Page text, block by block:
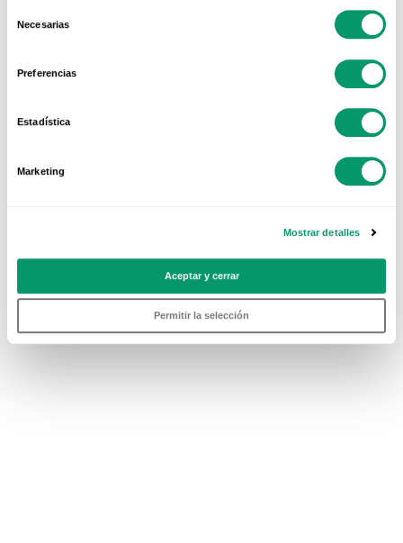
de
Necesarias
Preferencias
Estadística
Marketing
Mostrar detalles
Aceptar y cerrar
Permitir la selección
Selecciona la puerta que
necesitas.